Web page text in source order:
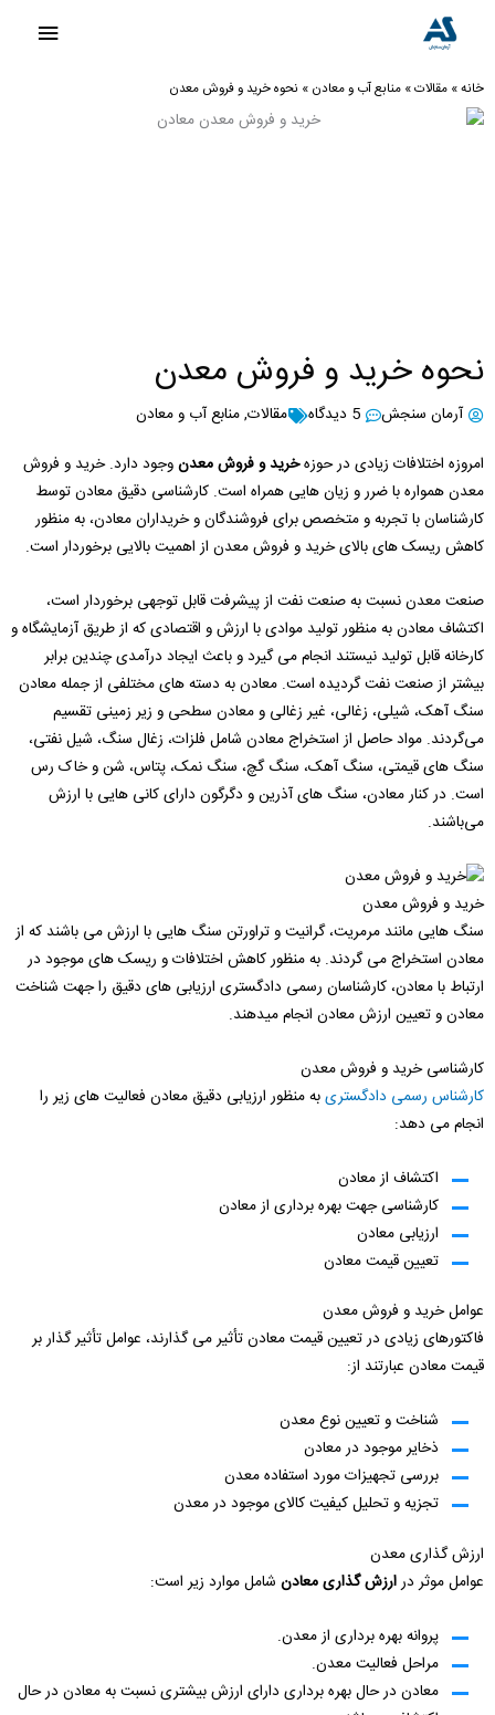
خانه» مقالات» منابع آب و معادن » نحوه خرید و فروش معدن
نحوه خرید و فروش معدن
آرمان سنجش 5 دیدگاه مقالات,منابع آب و معادن
امروزه اختلافات زیادی در حوزهخرید و فروش معدنوجود دارد. خرید و فروش
معدن همواره با ضرر و زیان هایی همراه است. کارشناسی دقیق معادن توسط
کارشناسان با تجربه و متخصص برای فروشندگان و خریداران معادن، به منظور
کاهش ریسک های بالای خرید و فروش معدن از اهمیت بالایی برخوردار است.
صنعت معدن نسبت به صنعت نفت از پیشرفت قابل توجهی برخوردار است،
اکتشاف معادن به منظور تولید موادی با ارزش و اقتصادی که از طریق آزمایشگاه و
کارخانه قابل تولید نیستند انجام می گیرد و باعث ایجاد درآمدی چندین برابر
بیشتر از صنعت نفت گردیده است. معادن به دسته های مختلفی از جمله معادن
سنگ آهک، شیلی، زغالی، غیر زغالی و معادن سطحی و زیر زمینی تقسیم
می‌گردند. مواد حاصل از استخراج معادن شامل فلزات، زغال سنگ، شیل نفتی،
سنگ های قیمتی، سنگ آهک، سنگ گچ، سنگ نمک، پتاس، شن و خاک رس
است. در کنار معادن، سنگ های آذرین و دگرگون دارای کانی هایی با ارزش
می‌باشند.
خرید و فروش معدن
سنگ هایی مانند مرمریت، گرانیت و تراورتن سنگ هایی با ارزش می باشند که از
معادن استخراج می گردند. به منظور کاهش اختلافات و ریسک های موجود در
ارتباط با معادن، کارشناسان رسمی دادگستری ارزیابی های دقیق را جهت شناخت
معادن و تعیین ارزش معادن انجام میدهند.
کارشناسی خرید و فروش معدن
کارشناس رسمی دادگستریبه منظور ارزیابی دقیق معادن فعالیت های زیر را
انجام می دهد:
اکتشاف از معادن
کارشناسی جهت بهره برداری از معادن
ارزیابی معادن
تعیین قیمت معادن
عوامل خرید و فروش معدن
فاکتورهای زیادی در تعیین قیمت معادن تأثیر می گذارند، عوامل تأثیر گذار بر
قیمت معادن عبارتند از:
شناخت و تعیین نوع معدن
ذخایر موجود در معادن
بررسی تجهیزات مورد استفاده معدن
تجزیه و تحلیل کیفیت کالای موجود در معدن
ارزش گذاری معدن
عوامل موثر درارزش گذاری معادن شامل موارد زیر است:
پروانه بهره برداری از معدن.
مراحل فعالیت معدن.
معادن در حال بهره برداری دارای ارزش بیشتری نسبت به معادن در حال